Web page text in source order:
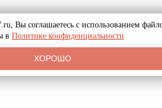
Вы соглашаетесь с использованием
в Политике конфиденциальности
ХОРОШО